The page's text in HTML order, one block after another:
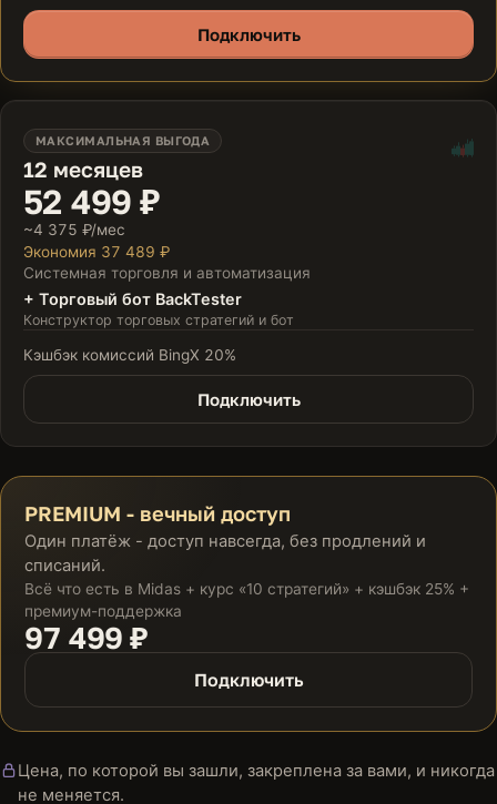
Подключить
МАКСИМАЛЬНАЯ ВЫГОДА
12 месяцев
52 499 ₽
~4 375 ₽/мес
Экономия 37 489 ₽
Системная торговля и автоматизация
+ Торговый бот BackTester
Конструктор торговых стратегий и бот
Кэшбэк комиссий BingX 20%
Подключить
PREMIUM - вечный доступ
Один платёж - доступ навсегда, без продлений и
списаний.
Всё что есть в Midas + курс «10 стратегий» + кэшбэк 25% +
премиум-поддержка
97 499 ₽
Подключить
Цена, по которой вы зашли, закреплена за вами, и никогда
не меняется.